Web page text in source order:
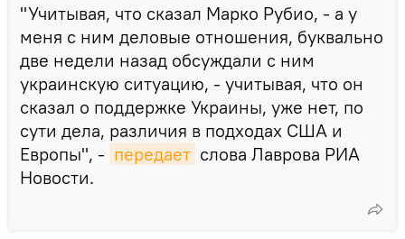
"Учитывая, что сказал Марко Рубио, - а у
меня с ним деловые отношения, буквально
две недели назад обсуждали с ним
украинскую ситуацию, - учитывая, что он
сказал о поддержке Украины, уже нет, по
сути дела, различия в подходах США и
Европы", - передает слова Лаврова РИА
Новости.